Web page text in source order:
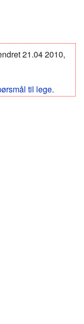
21.04 2010,
til lege.